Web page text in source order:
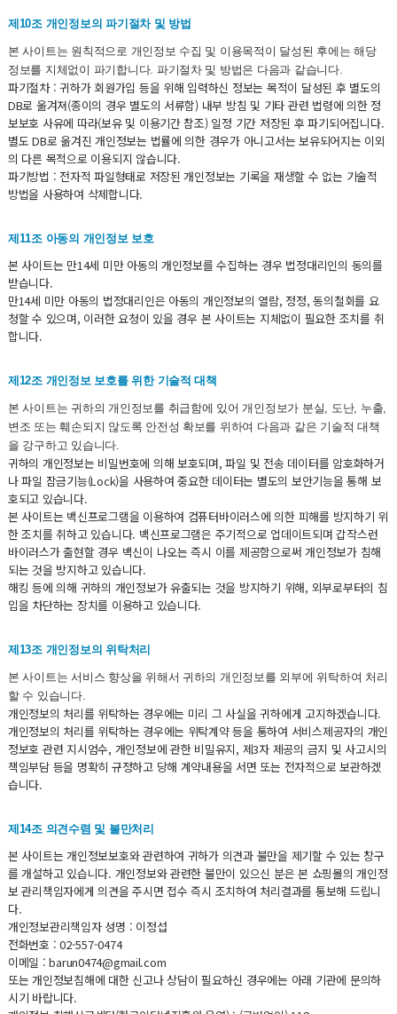
제10조 개인정보의 파기절차 및 방법
본 사이트는 원칙적으로 개인정보 수집 및 이용목적이 달성된 후에는 해당
정보를 지체없이 파기합니다. 파기절차 및 방법은 다음과 같습니다.
파기절차 : 귀하가 회원가입 등을 위해 입력하신 정보는 목적이 달성된 후 별도의
DB로 옮겨져(종이의 경우 별도의 서류함) 내부 방침 및 기타 관련 법령에 의한 정
보보호 사유에 따라(보유 및 이용기간 참조) 일정 기간 저장된 후 파기되어집니다.
별도 DB로 옮겨진 개인정보는 법률에 의한 경우가 아니고서는 보유되어지는 이외
의 다른 목적으로 이용되지 않습니다.
파기방법 : 전자적 파일형태로 저장된 개인정보는 기록을 재생할 수 없는 기술적
방법을 사용하여 삭제합니다.
제11조 아동의 개인정보 보호
본 사이트는 만14세 미만 아동의 개인정보를 수집하는 경우 법정대리인의 동의를
받습니다.
만14세 미만 아동의 법정대리인은 아동의 개인정보의 열람, 정정, 동의철회를 요
청할 수 있으며, 이러한 요청이 있을 경우 본 사이트는 지체없이 필요한 조치를 취
합니다.
제12조 개인정보 보호를 위한 기술적 대책
본 사이트는 귀하의 개인정보를 취급함에 있어 개인정보가 분실, 도난, 누출,
변조 또는 훼손되지 않도록 안전성 확보를 위하여 다음과 같은 기술적 대책
을 강구하고 있습니다.
귀하의 개인정보는 비밀번호에 의해 보호되며, 파일 및 전송 데이터를 암호화하거
나 파일 잠금기능(Lock)을 사용하여 중요한 데이터는 별도의 보안기능을 통해 보
호되고 있습니다.
본 사이트는 백신프로그램을 이용하여 컴퓨터바이러스에 의한 피해를 방지하기 위
한 조치를 취하고 있습니다. 백신프로그램은 주기적으로 업데이트되며 갑작스런
바이러스가 출현할 경우 백신이 나오는 즉시 이를 제공함으로써 개인정보가 침해
되는 것을 방지하고 있습니다.
해킹 등에 의해 귀하의 개인정보가 유출되는 것을 방지하기 위해, 외부로부터의 침
입을 차단하는 장치를 이용하고 있습니다.
제13조 개인정보의 위탁처리
본 사이트는 서비스 향상을 위해서 귀하의 개인정보를 외부에 위탁하여 처리
할 수 있습니다.
개인정보의 처리를 위탁하는 경우에는 미리 그 사실을 귀하에게 고지하겠습니다.
개인정보의 처리를 위탁하는 경우에는 위탁계약 등을 통하여 서비스제공자의 개인
정보호 관련 지시엄수, 개인정보에 관한 비밀유지, 제3자 제공의 금지 및 사고시의
책임부담 등을 명확히 규정하고 당해 계약내용을 서면 또는 전자적으로 보관하겠
습니다.
제14조 의견수렴 및 불만처리
본 사이트는 개인정보보호와 관련하여 귀하가 의견과 불만을 제기할 수 있는 창구
를 개설하고 있습니다. 개인정보와 관련한 불만이 있으신 분은 본 쇼핑몰의 개인정
보 관리책임자에게 의견을 주시면 접수 즉시 조치하여 처리결과를 통보해 드립니
다.
개인정보관리책임자 성명 : 이정섭
전화번호 : 02-557-0474
이메일 : barun0474@gmail.com
또는 개인정보침해에 대한 신고나 상담이 필요하신 경우에는 아래 기관에 문의하
시기 바랍니다.